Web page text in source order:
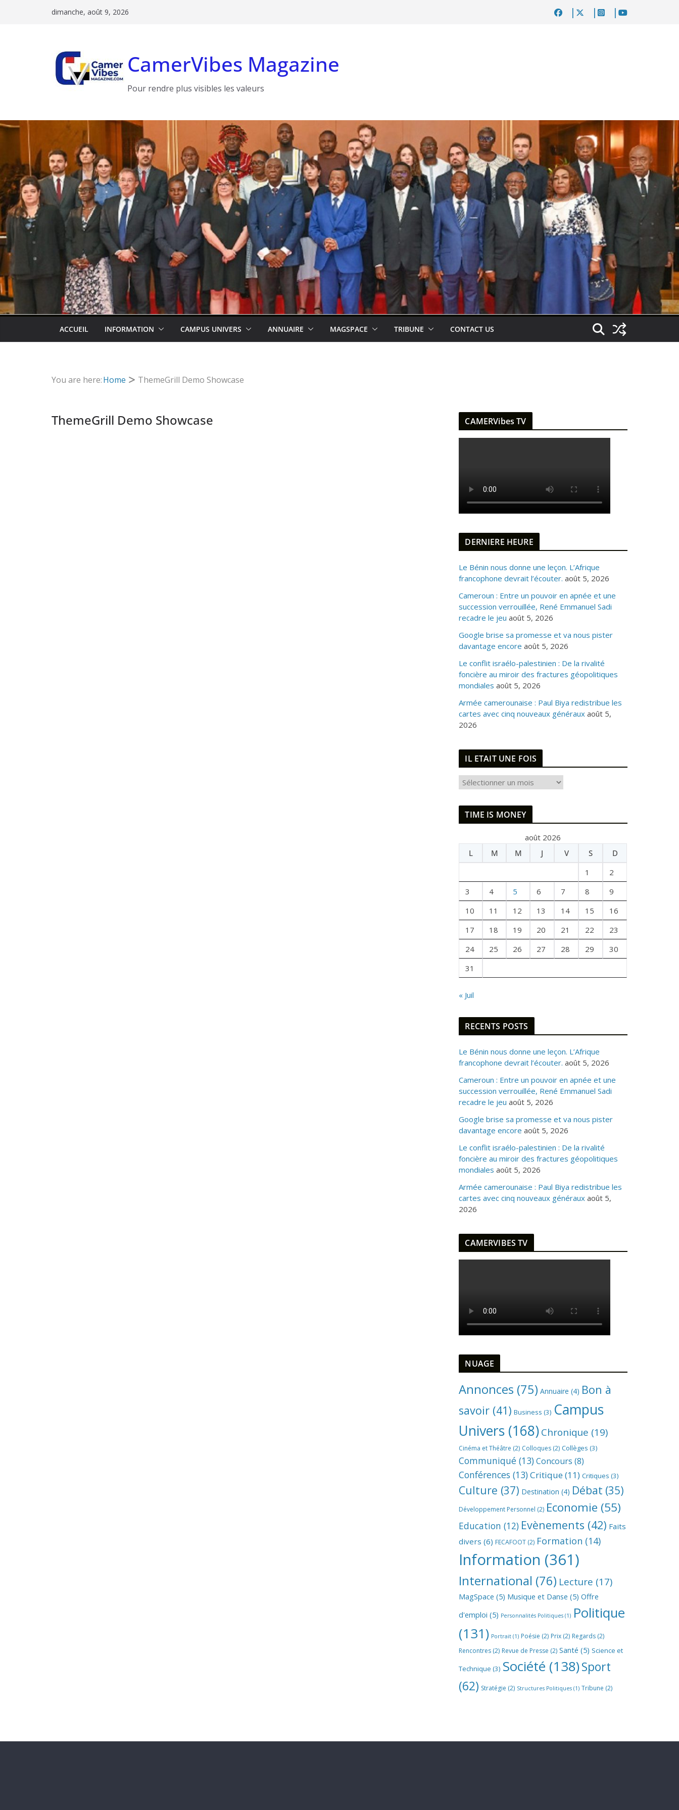
dimanche, août 9, 2026
CamerVibes Magazine
Pour rendre plus visibles les valeurs
ACCUEIL INFORMATION CAMPUS UNIVERS ANNUAIRE MAGSPACE TRIBUNE CONTACT US
You are here:Home ThemeGrill Demo Showcase
ThemeGrill Demo Showcase CAMERVibes TV
DERNIERE HEURE
Le Bénin nous donne une leçon. L’Afrique
francophone devrait l’écouter. août 5, 2026
Cameroun : Entre un pouvoir en apnée et une
succession verrouillée, René Emmanuel Sadi
recadre le jeu août 5, 2026
Google brise sa promesse et va nous pister
davantage encore août 5, 2026
Le conflit israélo-palestinien : De la rivalité
foncière au miroir des fractures géopolitiques
mondiales août 5, 2026
Armée camerounaise : Paul Biya redistribue les
cartes avec cinq nouveaux généraux août 5,
2026
IL ETAIT UNE FOIS
L
E
I
U
F
S
TIME IS MONEY
août 2026
L
M M J V S
D
1
2
3
4 5 6 7 8
9
10
11 12 13 14 15
16
17
18 19 20 21 22
23
24
25 26 27 28 29
30
31
« Juil
RECENTS POSTS
Le Bénin nous donne une leçon. L’Afrique
francophone devrait l’écouter. août 5, 2026
Cameroun : Entre un pouvoir en apnée et une
succession verrouillée, René Emmanuel Sadi
recadre le jeu août 5, 2026
Google brise sa promesse et va nous pister
davantage encore août 5, 2026
Le conflit israélo-palestinien : De la rivalité
foncière au miroir des fractures géopolitiques
mondiales août 5, 2026
Armée camerounaise : Paul Biya redistribue les
cartes avec cinq nouveaux généraux août 5,
2026
CAMERVIBES TV
NUAGE
Annonces (75) Annuaire (4) Bon à
savoir (41) Business (3) Campus
Univers (168)Chronique (19)
Cinéma et Théâtre (2) Colloques (2) Collèges (3)
Communiqué (13) Concours (8)
Conférences (13)Critique(11) Critiques (3)
Culture (37) Destination (4) Débat (35)
Développement Personnel (2) Economie (55)
Education (12) Evènements (42) Faits
divers (6) FECAFOOT (2) Formation (14)
Information (361)
International (76) Lecture (17)
MagSpace (5) Musique et Danse (5) Offre
d'emploi (5) Personnalités Politiques (1) Politique
(131) Portrait (1) Poésie (2) Prix (2) Regards (2)
Rencontres (2) Revue de Presse (2) Santé (5) Science et
Technique (3) Société (138)Sport
(62) Stratégie (2) Structures Politiques (1) Tribune (2)